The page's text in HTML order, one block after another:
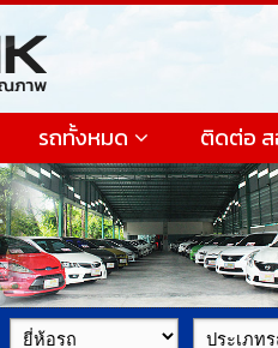
รถทั้งหมด ติดต่อ